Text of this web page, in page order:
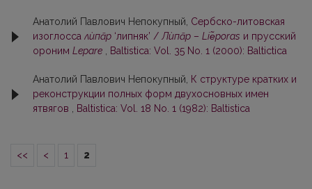
Анатолий Павлович Непокупный, Сербско-литовская
изоглосса лѝпāр ‘липняк’ / Лѝпāр – Liе̃poras и прусский
ороним Lepare , Baltistica: Vol. 35 No. 1 (2000): Baltictica
Анатолий Павлович Непокупный, К структуре кратких и
реконструкции полных форм двухосновных имен
ятвягов , Baltistica: Vol. 18 No. 1 (1982): Baltistica
<< < 1 2